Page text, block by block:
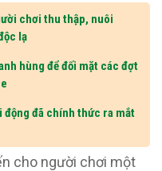
chơi thu thập, nuôi
lạ
hùng để đối mặt các đợt
đã chính thức ra mắt
cho người chơi một